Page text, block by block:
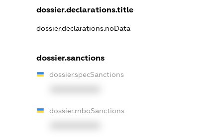
dossier.declarations.title
dossier.declarations.noData
dossier.sanctions
dossier.specSanctions
dossier.rnboSanctions